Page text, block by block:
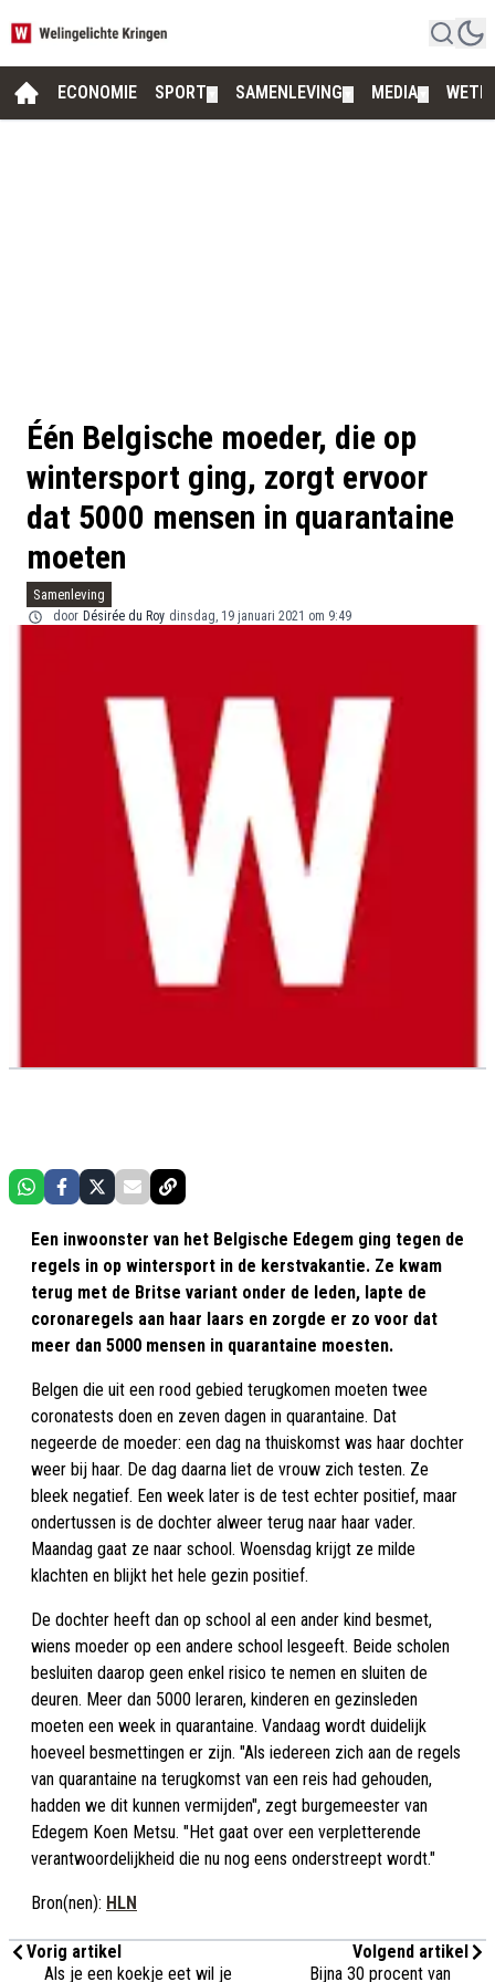
ECONOMIE SPORT SAMENLEVING MEDIA
Één Belgische moeder, die op
wintersport ging, zorgt ervoor
dat 5000 mensen in quarantaine
moeten
Samenleving
door Désirée du Roy dinsdag, 19 januari 2021 om 9:49
Een inwoonster van het Belgische Edegem ging tegen de
regels in op wintersport in de kerstvakantie. Ze kwam
terug met de Britse variant onder de leden, lapte de
coronaregels aan haar laars en zorgde er zo voor dat
meer dan 5000 mensen in quarantaine moesten.
Belgen die uit een rood gebied terugkomen moeten twee
coronatests doen en zeven dagen in quarantaine. Dat
negeerde de moeder: een dag na thuiskomst was haar dochter
weer bij haar. De dag daarna liet de vrouw zich testen. Ze
bleek negatief. Een week later is de test echter positief, maar
ondertussen is de dochter alweer terug naar haar vader.
Maandag gaat ze naar school. Woensdag krijgt ze milde
klachten en blijkt het hele gezin positief.
De dochter heeft dan op school al een ander kind besmet,
wiens moeder op een andere school lesgeeft. Beide scholen
besluiten daarop geen enkel risico te nemen en sluiten de
deuren. Meer dan 5000 leraren, kinderen en gezinsleden
moeten een week in quarantaine. Vandaag wordt duidelijk
hoeveel besmettingen er zijn. "Als iedereen zich aan de regels
van quarantaine na terugkomst van een reis had gehouden,
hadden we dit kunnen vermijden", zegt burgemeester van
Edegem Koen Metsu. "Het gaat over een verpletterende
verantwoordelijkheid die nu nog eens onderstreept wordt."
Bron(nen): HLN
Vorig artikel
Als je een koekje eet wil je
Volgend artikel
Bijna 30 procent van